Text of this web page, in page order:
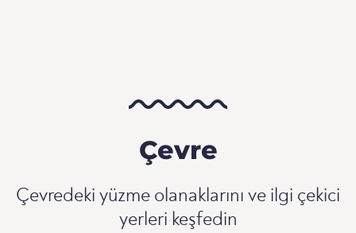
Çevre
Çevredeki yüzme olanaklarını ve ilgi çekici
yerleri keşfedin